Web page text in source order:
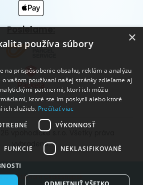
Posielame:
vpohodičke s.r.o. Všetky práva
vyhradené.
systémom ClickEshop.sk
×
používa súbory
na prispôsobenie obsahu, reklám a analýzu
vašom používaní našej stránky zdieľame aj
partnermi, ktorí ich môžu
ktoré ste im poskytli alebo ktoré
ich služieb. Prečítať viac
VÝKONNOSŤ
FUNKCIE NEKLASIFIKOVANÉ